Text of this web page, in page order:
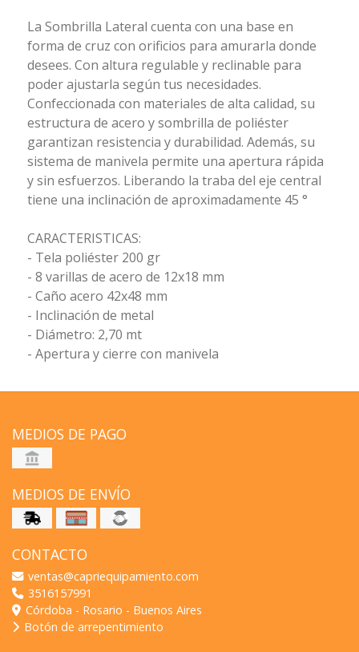
La Sombrilla Lateral cuenta con una base en
forma de cruz con orificios para amurarla donde
desees. Con altura regulable y reclinable para
poder ajustarla según tus necesidades.
Confeccionada con materiales de alta calidad, su
estructura de acero y sombrilla de poliéster
garantizan resistencia y durabilidad. Además, su
sistema de manivela permite una apertura rápida
y sin esfuerzos. Liberando la traba del eje central
tiene una inclinación de aproximadamente 45 °
CARACTERISTICAS:
- Tela poliéster 200 gr
- 8 varillas de acero de 12x18 mm
- Caño acero 42x48 mm
- Inclinación de metal
- Diámetro: 2,70 mt
- Apertura y cierre con manivela
MEDIOS DE PAGO
MEDIOS DE ENVÍO
CONTACTO
ventas@capriequipamiento.com
3516157991
Córdoba - Rosario - Buenos Aires
Botón de arrepentimiento